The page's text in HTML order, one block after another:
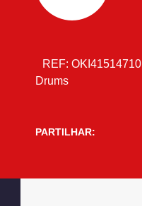
REF: OKI41514710
Drums
PARTILHAR: